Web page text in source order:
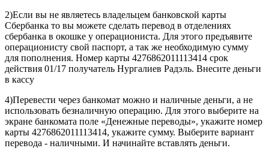
2)Если вы не являетесь владельцем банковской карты
Сбербанка то вы можете сделать перевод в отделениях
сбербанка в окошке у операциониста. Для этого предъявите
операционисту свой паспорт, а так же необходимую сумму
для пополнения. Номер карты 4276862011113414 срок
действия 01/17 получатель Нургалиев Радэль. Внесите деньги
в кассу
4)Перевести через банкомат можно и наличные деньги, а не
использовать безналичную операцию. Для этого выберите на
экране банкомата поле «Денежные переводы», укажите номер
карты 4276862011113414, укажите сумму. Выберите вариант
перевода - наличными. И начинайте вставлять деньги.